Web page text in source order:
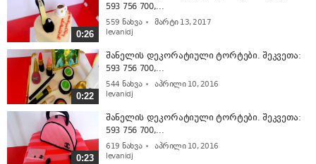
0:26
593 756 700,...
559 ნახვა
მარტი 13, 2017
levanidj
0:22
შანელის დეკორატიული ტორტები. შეკვეთა:
593 756 700,...
544 ნახვა
აპრილი 10, 2016
levanidj
0:23
შანელის დეკორატიული ტორტები. შეკვეთა:
593 756 700,...
619 ნახვა
აპრილი 10, 2016
levanidj